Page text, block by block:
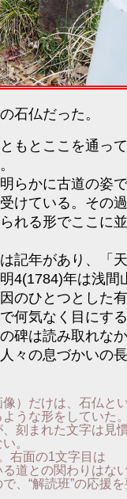
石仏だった。
もとここを通っ
らかに古道の姿
けている。その
れる形でここに
記年があり、「
4(1784)年は浅間
のひとつとした
何気なく目にす
碑は読み取れな
々の息づかいの
）だけは、石仏と
うな形をしていた
刻まれた文字は見
。
右面の1文字目は
る道との関わりはな
、“解読班”の応援